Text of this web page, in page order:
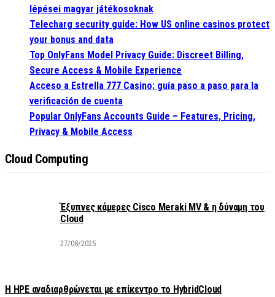
lépései magyar játékosoknak
Telecharg security guide: How US online casinos protect
your bonus and data
Top OnlyFans Model Privacy Guide: Discreet Billing,
Secure Access & Mobile Experience
Acceso a Estrella 777 Casino: guía paso a paso para la
verificación de cuenta
Popular OnlyFans Accounts Guide – Features, Pricing,
Privacy & Mobile Access
Cloud Computing
Έξυπνες κάμερες Cisco Meraki MV & η δύναμη του
Cloud
27/08/2025
H HPE αναδιαρθρώνεται με επίκεντρο το HybridCloud